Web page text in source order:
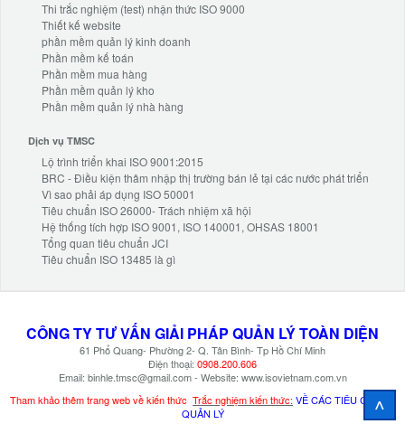
Thi trắc nghiệm (test) nhận thức ISO 9000
Thiết kế website
phần mềm quản lý kinh doanh
Phần mềm kế toán
Phần mềm mua hàng
Phần mềm quản lý kho
Phần mềm quản lý nhà hàng
Dịch vụ TMSC
Lộ trình triển khai ISO 9001:2015
BRC - Điều kiện thâm nhập thị trường bán lẻ tại các nước phát triển
Vì sao phải áp dụng ISO 50001
Tiêu chuẩn ISO 26000- Trách nhiệm xã hội
Hệ thống tích hợp ISO 9001, ISO 140001, OHSAS 18001
Tổng quan tiêu chuẩn JCI
Tiêu chuẩn ISO 13485 là gì
CÔNG TY TƯ VẤN GIẢI PHÁP QUẢN LÝ TOÀN DIỆN
61 Phổ Quang- Phường 2- Q. Tân Bình- Tp Hồ Chí Minh
Điện thoại: 0908.200.606
Email: binhle.tmsc@gmail.com - Website: www.isovietnam.com.vn
Tham khảo thêm trang web về kiến thức Trắc nghiệm kiến thức: VỀ CÁC TIÊU CHUẨN
QUẢN LÝ
^